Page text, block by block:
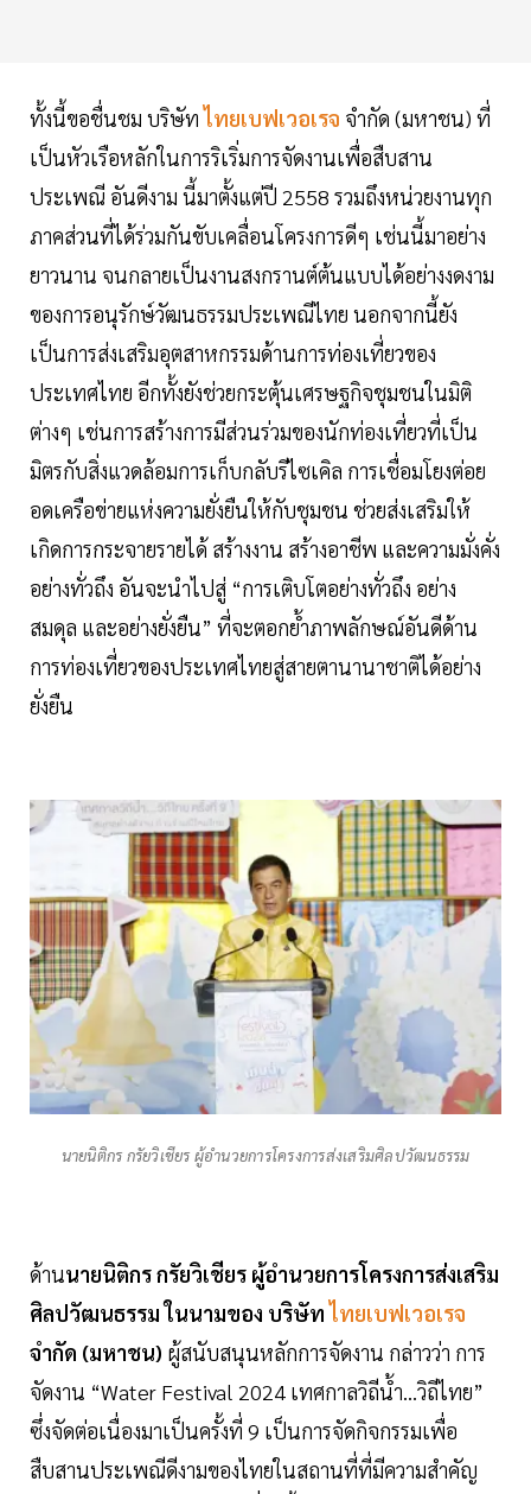
ทั้งนี้ขอชื่นชม บริษัทไทยเบฟเวอเรจ จำกัด (มหาชน) ที่
เป็นหัวเรือหลักในการริเริ่มการจัดงานเพื่อสืบสาน
ประเพณี อันดีงาม นี้มาตั้งแต่ปี 2558 รวมถึงหน่วยงานทุก
ภาคส่วนที่ได้ร่วมกันขับเคลื่อนโครงการดีๆ เช่นนี้มาอย่าง
ยาวนาน จนกลายเป็นงานสงกรานต์ต้นแบบได้อย่างงดงาม
ของการอนุรักษ์วัฒนธรรมประเพณีไทย นอกจากนี้ยัง
เป็นการส่งเสริมอุตสาหกรรมด้านการท่องเที่ยวของ
ประเทศไทย อีกทั้งยังช่วยกระตุ้นเศรษฐกิจชุมชนในมิติ
ต่างๆ เช่นการสร้างการมีส่วนร่วมของนักท่องเที่ยวที่เป็น
มิตรกับสิ่งแวดล้อมการเก็บกลับรีไซเคิล การเชื่อมโยงต่อย
อดเครือข่ายแห่งความยั่งยืนให้กับชุมชน ช่วยส่งเสริมให้
เกิดการกระจายรายได้ สร้างงาน สร้างอาชีพ และความมั่งคั่ง
อย่างทั่วถึง อันจะนำไปสู่ “การเติบโตอย่างทั่วถึง อย่าง
สมดุล และอย่างยั่งยืน” ที่จะตอกย้ำภาพลักษณ์อันดีด้าน
การท่องเที่ยวของประเทศไทยสู่สายตานานาชาติได้อย่าง
ยั่งยืน
นายนิติกร กรัยวิเชียร ผู้อำนวยการโครงการส่งเสริมศิลปวัฒนธรรม
ด้านนายนิติกร กรัยวิเชียร ผู้อำนวยการโครงการส่งเสริม
ศิลปวัฒนธรรม ในนามของ บริษัทไทยเบฟเวอเรจ
จำกัด (มหาชน) ผู้สนับสนุนหลักการจัดงาน กล่าวว่า การ
จัดงาน “Water Festival 2024 เทศกาลวิถีน้ำ...วิถีไทย”
ซึ่งจัดต่อเนื่องมาเป็นครั้งที่ 9 เป็นการจัดกิจกรรมเพื่อ
สืบสานประเพณีดีงามของไทยในสถานที่ที่มีความสำคัญ